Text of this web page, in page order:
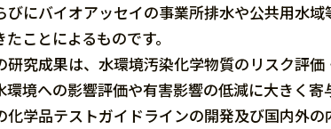
びにバイオアッセイの事業所排水や公共用水
ことによるものです。
究成果は、水環境汚染化学物質のリスク評
環境への影響評価や有害影響の低減に大きく
化学品テストガイドラインの開発及び国内外